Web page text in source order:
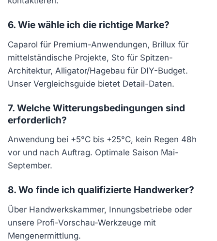
6. Wie wähle ich die richtige Marke?
Caparol für Premium-Anwendungen, Brillux für
mittelständische Projekte, Sto für Spitzen-
Architektur, Alligator/Hagebau für DIY-Budget.
Unser Vergleichsguide bietet Detail-Daten.
7. Welche Witterungsbedingungen sind
erforderlich?
Anwendung bei +5°C bis +25°C, kein Regen 48h
vor und nach Auftrag. Optimale Saison Mai-
September.
8. Wo finde ich qualifizierte Handwerker?
Über Handwerkskammer, Innungsbetriebe oder
unsere Profi-Vorschau-Werkzeuge mit
Mengenermittlung.